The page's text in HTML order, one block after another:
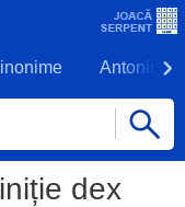
Antonime
dex